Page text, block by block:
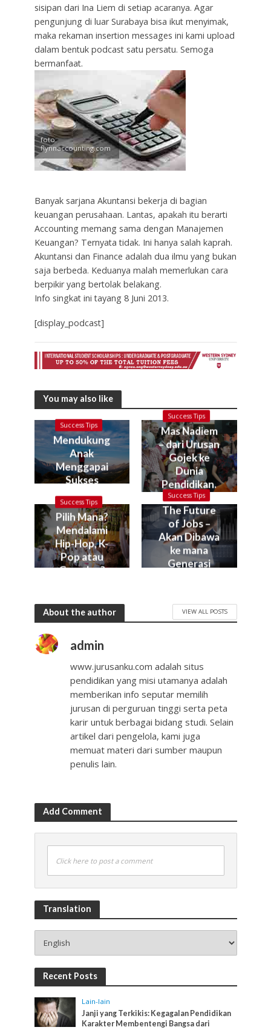
sisipan dari Ina Liem di setiap acaranya. Agar
pengunjung di luar Surabaya bisa ikut menyimak,
maka rekaman insertion messages ini kami upload
dalam bentuk podcast satu persatu. Semoga
bermanfaat.
foto:
flynnaccounting.com
Banyak sarjana Akuntansi bekerja di bagian
keuangan perusahaan. Lantas, apakah itu berarti
Accounting memang sama dengan Manajemen
Keuangan? Ternyata tidak. Ini hanya salah kaprah.
Akuntansi dan Finance adalah dua ilmu yang bukan
saja berbeda. Keduanya malah memerlukan cara
berpikir yang bertolak belakang.
Info singkat ini tayang 8 Juni 2013.
[display_podcast]
You may also like
Success Tips
Mendukung
Anak
Menggapai
Sukses
Success Tips
Mas Nadiem
– dari Urusan
Gojek ke
Dunia
Pendidikan.
Kok bisa?
Success Tips
Pilih Mana?
Mendalami
Hip-Hop, K-
Pop atau
Gamelan?
Success Tips
The Future
of Jobs –
Akan Dibawa
ke mana
Generasi
About the author VIEW ALL POSTS
admin
www.jurusanku.com adalah situs
pendidikan yang misi utamanya adalah
memberikan info seputar memilih
jurusan di perguruan tinggi serta peta
karir untuk berbagai bidang studi. Selain
artikel dari pengelola, kami juga
memuat materi dari sumber maupun
penulis lain.
Add Comment
Click here to post a comment
Translation
Recent Posts
Lain-lain
Janji yang Terkikis: Kegagalan Pendidikan
Karakter Membentengi Bangsa dari